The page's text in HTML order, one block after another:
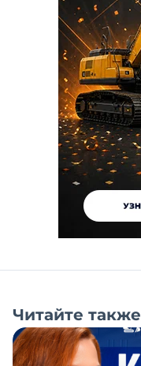
Читайте также